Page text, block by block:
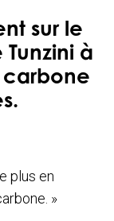
sur le
à
carbone
plus en
»